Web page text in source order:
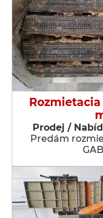
Prodej /
Predám